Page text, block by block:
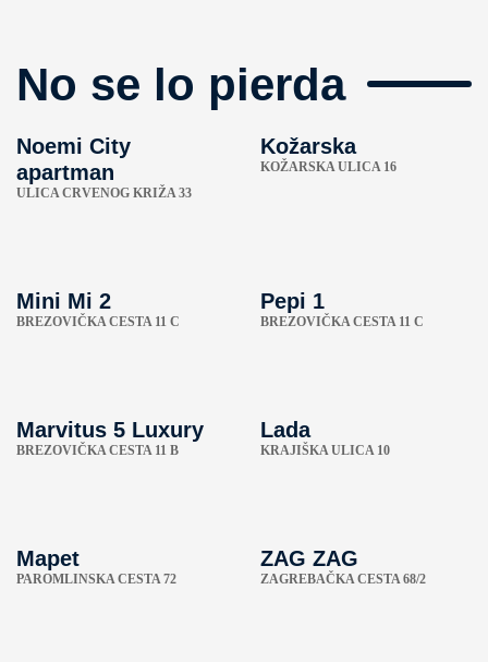
No se lo pierda
Noemi City
apartman
ULICA CRVENOG KRIŽA 33
Kožarska
KOŽARSKA ULICA 16
Mini Mi 2
BREZOVIČKA CESTA 11 C
Pepi 1
BREZOVIČKA CESTA 11 C
Marvitus 5 Luxury
BREZOVIČKA CESTA 11 B
Lada
KRAJIŠKA ULICA 10
Mapet
PAROMLINSKA CESTA 72
ZAG ZAG
ZAGREBAČKA CESTA 68/2